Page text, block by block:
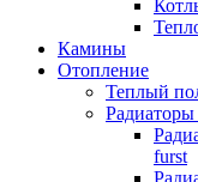
Камины
Отопление
Теплый
furst